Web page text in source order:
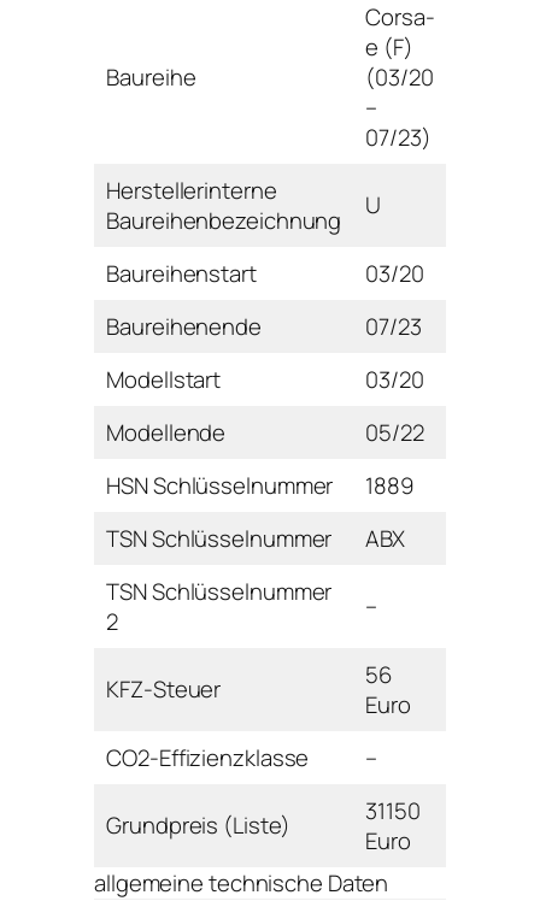
Baureihe
Corsa-
e (F)
(03/20
–
07/23)
Herstellerinterne
Baureihenbezeichnung
U
Baureihenstart
03/20
Baureihenende
07/23
Modellstart
03/20
Modellende
05/22
HSN Schlüsselnummer
1889
TSN Schlüsselnummer
ABX
TSN Schlüsselnummer
2
–
KFZ-Steuer
56
Euro
CO2-Effizienzklasse
–
Grundpreis (Liste)
31150
Euro
allgemeine technische Daten